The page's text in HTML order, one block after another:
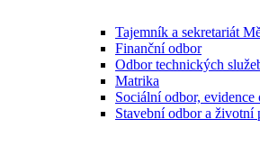
Tajemník a sekretariát
Finanční odbor
Odbor technických
Matrika
Sociální odbor, evidence
Stavební odbor a životní